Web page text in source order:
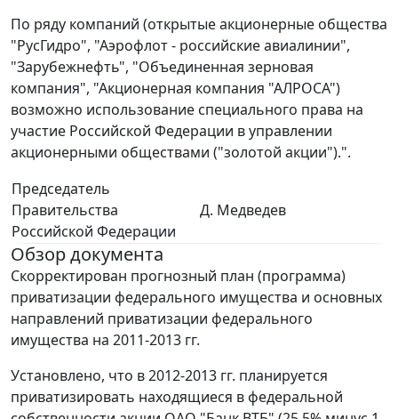
По ряду компаний (открытые акционерные общества
"РусГидро", "Аэрофлот - российские авиалинии",
"Зарубежнефть", "Объединенная зерновая
компания", "Акционерная компания "АЛРОСА")
возможно использование специального права на
участие Российской Федерации в управлении
акционерными обществами ("золотой акции").".
Председатель
Правительства
Российской Федерации
Д. Медведев
Обзор документа
Скорректирован прогнозный план (программа)
приватизации федерального имущества и основных
направлений приватизации федерального
имущества на 2011-2013 гг.
Установлено, что в 2012-2013 гг. планируется
приватизировать находящиеся в федеральной